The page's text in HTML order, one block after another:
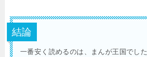
結論
一番安く読めるのは、まんが王国でした